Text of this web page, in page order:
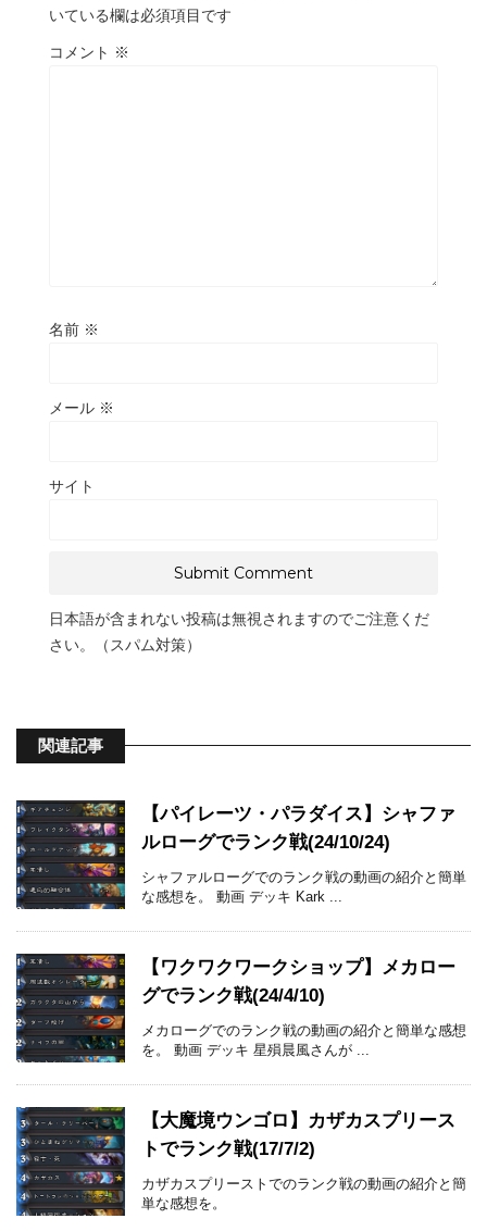
いている欄は必須項目です
コメント ※
名前 ※
メール ※
サイト
日本語が含まれない投稿は無視されますのでご注意くだ
さい。（スパム対策）
関連記事
【パイレーツ・パラダイス】シャファ
ルローグでランク戦(24/10/24)
シャファルローグでのランク戦の動画の紹介と簡単
な感想を。 動画 デッキ Kark ...
【ワクワクワークショップ】メカロー
グでランク戦(24/4/10)
メカローグでのランク戦の動画の紹介と簡単な感想
を。 動画 デッキ 星殞晨風さんが ...
【大魔境ウンゴロ】カザカスプリース
トでランク戦(17/7/2)
カザカスプリーストでのランク戦の動画の紹介と簡
単な感想を。